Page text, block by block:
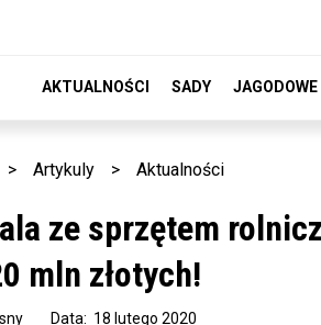
AKTUALNOŚCI SADY JAGODOWE
> Artykuly > Aktualności
ze sprzętem
mln złotych!
Data: 18 lutego 2020